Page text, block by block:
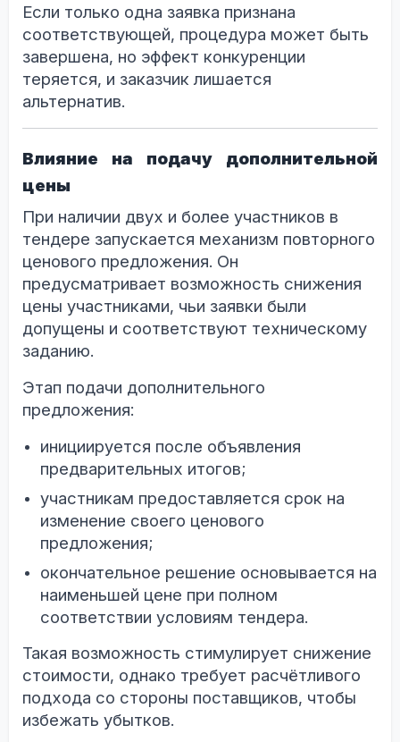
Если только одна заявка признана
соответствующей, процедура может быть
завершена, но эффект конкуренции
теряется, и заказчик лишается
альтернатив.
Влияние на подачу дополнительной
цены
При наличии двух и более участников в
тендере запускается механизм повторного
ценового предложения. Он
предусматривает возможность снижения
цены участниками, чьи заявки были
допущены и соответствуют техническому
заданию.
Этап подачи дополнительного
предложения:
инициируется после объявления
предварительных итогов;
участникам предоставляется срок на
изменение своего ценового
предложения;
окончательное решение основывается на
наименьшей цене при полном
соответствии условиям тендера.
Такая возможность стимулирует снижение
стоимости, однако требует расчётливого
подхода со стороны поставщиков, чтобы
избежать убытков.